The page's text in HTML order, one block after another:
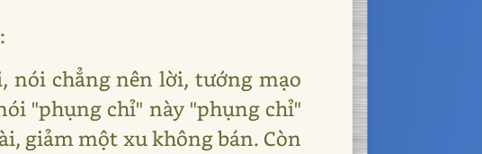
nói chẳng nên lời, tướng mạo
"phụng chỉ" này "phụng chỉ"
giảm một xu không bán. Còn